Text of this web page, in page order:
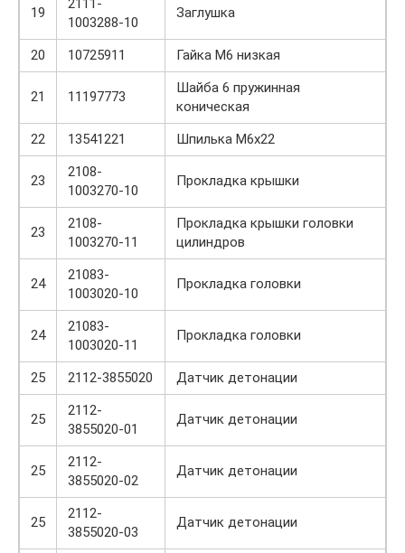
19
1003288-10
Заглушка
20 10725911 Гайка М6 низкая
21 11197773
Шайба 6 пружинная
коническая
22
13541221 Шпилька М6х22
23
2108-
1003270-10
Прокладка крышки
23
2108-
1003270-11
Прокладка крышки головки
цилиндров
24
21083-
1003020-10
Прокладка головки
24
21083-
1003020-11
Прокладка головки
25 2112-3855020 Датчик детонации
25
2112-
3855020-01
Датчик детонации
25
2112-
3855020-02
Датчик детонации
25
2112-
3855020-03
Датчик детонации